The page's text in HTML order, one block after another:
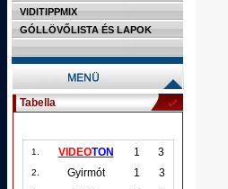
VIDITIPPMIX
GÓLLÖVŐLISTA ÉS LAPOK
Tabella
1. VIDEOTON 1 3
2. Gyirmót 1 3